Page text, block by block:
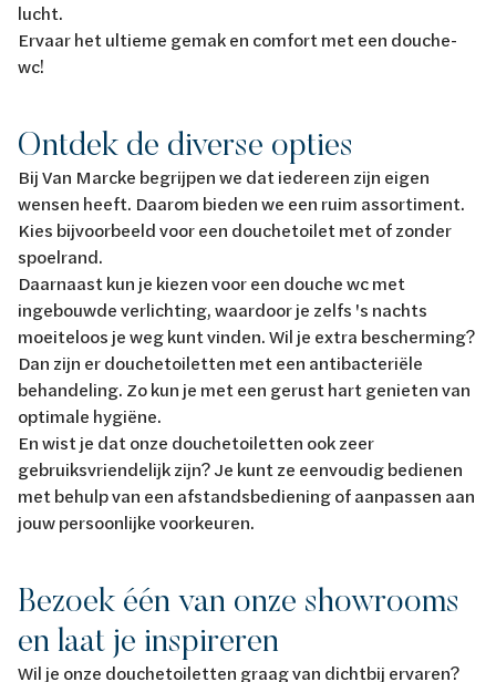
lucht.
Ervaar het ultieme gemak en comfort met een douche-
wc!
Ontdek de diverse opties
Bij Van Marcke begrijpen we dat iedereen zijn eigen
wensen heeft. Daarom bieden we een ruim assortiment.
Kies bijvoorbeeld voor een douchetoilet met of zonder
spoelrand.
Daarnaast kun je kiezen voor een douche wc met
ingebouwde verlichting, waardoor je zelfs 's nachts
moeiteloos je weg kunt vinden. Wil je extra bescherming?
Dan zijn er douchetoiletten met een antibacteriële
behandeling. Zo kun je met een gerust hart genieten van
optimale hygiëne.
En wist je dat onze douchetoiletten ook zeer
gebruiksvriendelijk zijn? Je kunt ze eenvoudig bedienen
met behulp van een afstandsbediening of aanpassen aan
jouw persoonlijke voorkeuren.
Bezoek één van onze showrooms
en laat je inspireren
Wil je onze douchetoiletten graag van dichtbij ervaren?